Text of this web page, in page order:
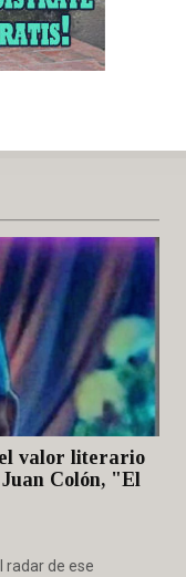
valor literario
Colón, "El
radar de ese